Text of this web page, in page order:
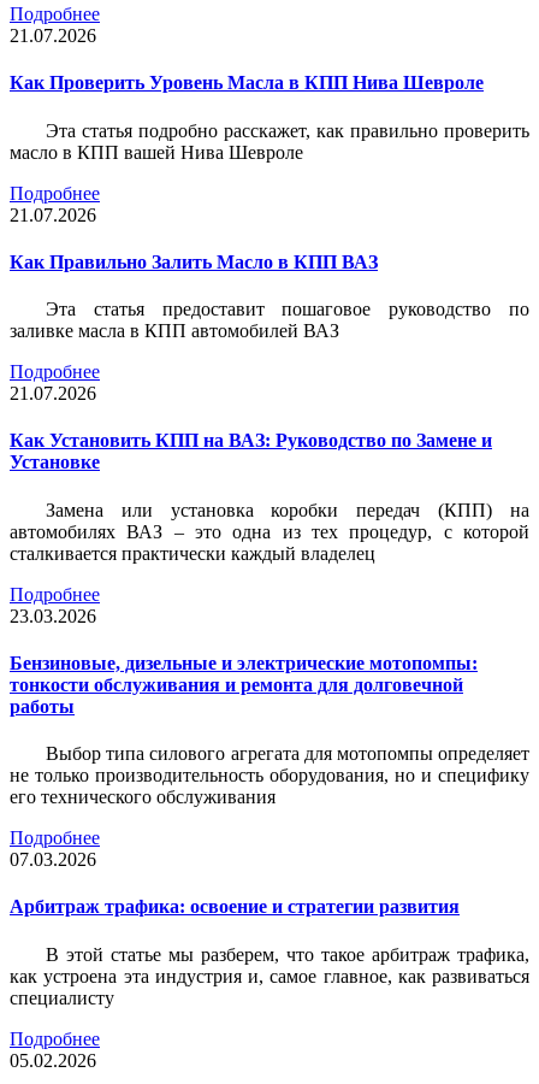
Подробнее
21.07.2026
Как Проверить Уровень Масла в КПП Нива Шевроле
Эта статья подробно расскажет, как правильно проверить
масло в КПП вашей Нива Шевроле
Подробнее
21.07.2026
Как Правильно Залить Масло в КПП ВАЗ
Эта статья предоставит пошаговое руководство по
заливке масла в КПП автомобилей ВАЗ
Подробнее
21.07.2026
Как Установить КПП на ВАЗ: Руководство по Замене и
Установке
Замена или установка коробки передач (КПП) на
автомобилях ВАЗ – это одна из тех процедур, с которой
сталкивается практически каждый владелец
Подробнее
23.03.2026
Бензиновые, дизельные и электрические мотопомпы:
тонкости обслуживания и ремонта для долговечной
работы
Выбор типа силового агрегата для мотопомпы определяет
не только производительность оборудования, но и специфику
его технического обслуживания
Подробнее
07.03.2026
Арбитраж трафика: освоение и стратегии развития
В этой статье мы разберем, что такое арбитраж трафика,
как устроена эта индустрия и, самое главное, как развиваться
специалисту
Подробнее
05.02.2026